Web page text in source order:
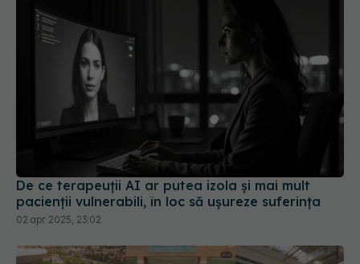
De ce terapeuții AI ar putea izola și mai mult
pacienții vulnerabili, în loc să ușureze suferința
02 apr 2025, 23:02